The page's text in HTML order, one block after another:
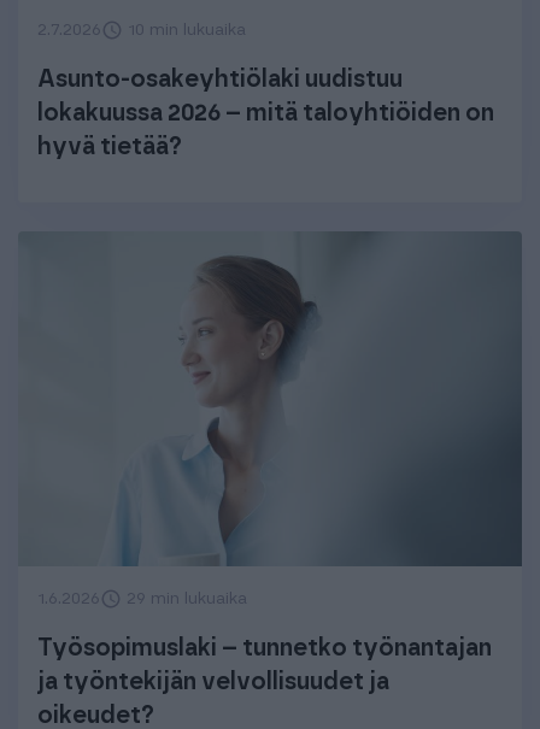
2.7.2026 10 min lukuaika
Asunto-osakeyhtiölaki uudistuu
lokakuussa 2026 – mitä taloyhtiöiden on
hyvä tietää?
1.6.2026 29 min lukuaika
Työsopimuslaki – tunnetko työnantajan
ja työntekijän velvollisuudet ja
oikeudet?